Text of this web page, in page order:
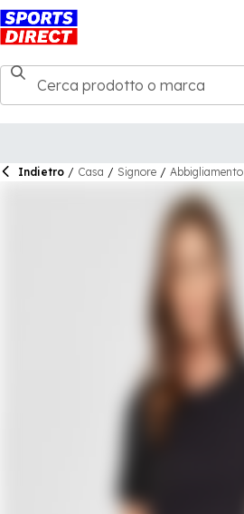
Indietro / Casa / Signore / Abbigliamento